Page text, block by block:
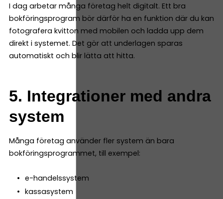
I dag arbetar många företag helt digitalt. Ett bra
bokföringsprogram bör därför ha en funktion där du kan
fotografera kvitton med mobilen och ladda upp dem
direkt i systemet. Det gör att underlagen sparas
automatiskt och blir lätta att hitta.
5. Integrationer med andra
system
Många företag använder fler system än bara
bokföringsprogrammet, till exempel:
e-handelssystem
kassasystem